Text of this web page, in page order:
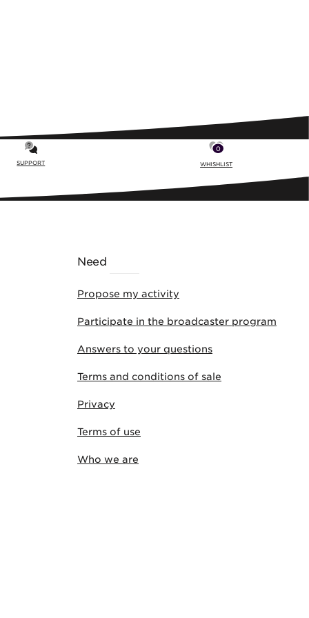
SUPPORT
0
WHISHLIST
Need
Propose my activity
Participate in the broadcaster program
Answers to your questions
Terms and conditions of sale
Privacy
Terms of use
Who we are